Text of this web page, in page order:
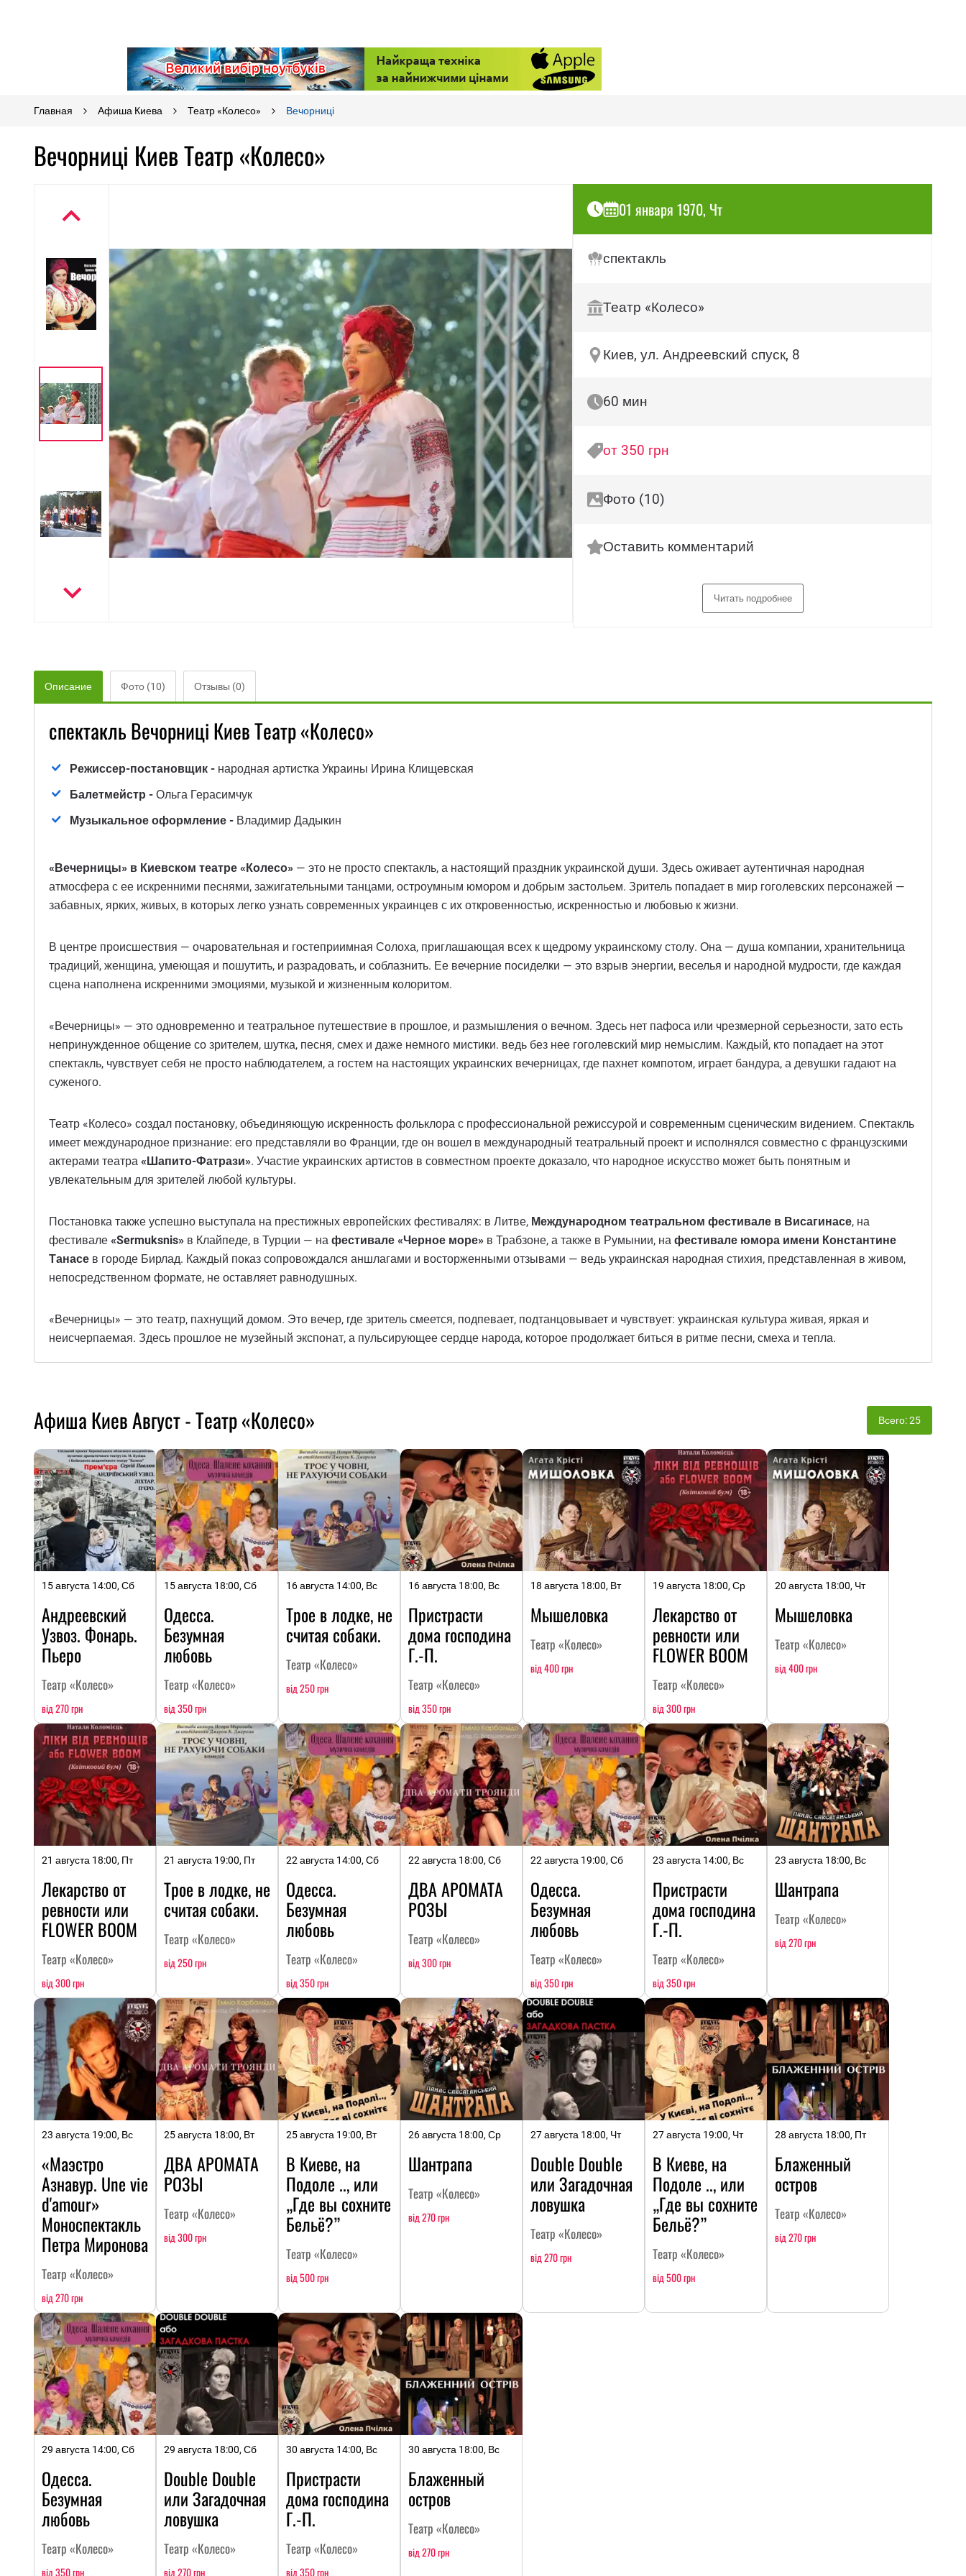
Главная Афиша Киева Театр «Колесо» Вечорниці
Вечорниці Киев Театр «Колесо»
01 января 1970, Чт
спектакль
Театр «Колесо»
Киев, ул. Андреевский спуск, 8
60 мин
от 350 грн
Фото (10)
Оставить комментарий
Читать подробнее
Описание Фото (10) Отзывы (0)
спектакль Вечорниці Киев Театр «Колесо»
Режиссер-постановщик - народная артистка Украины Ирина Клищевская
Балетмейстр - Ольга Герасимчук
Музыкальное оформление - Владимир Дадыкин
«Вечерницы» в Киевском театре «Колесо» — это не просто спектакль, а настоящий праздник украинской души. Здесь оживает аутентичная народная
атмосфера с ее искренними песнями, зажигательными танцами, остроумным юмором и добрым застольем. Зритель попадает в мир гоголевских персонажей —
забавных, ярких, живых, в которых легко узнать современных украинцев с их откровенностью, искренностью и любовью к жизни.
В центре происшествия — очаровательная и гостеприимная Солоха, приглашающая всех к щедрому украинскому столу. Она — душа компании, хранительница
традиций, женщина, умеющая и пошутить, и разрадовать, и соблазнить. Ее вечерние посиделки — это взрыв энергии, веселья и народной мудрости, где каждая
сцена наполнена искренними эмоциями, музыкой и жизненным колоритом.
«Вечерницы» — это одновременно и театральное путешествие в прошлое, и размышления о вечном. Здесь нет пафоса или чрезмерной серьезности, зато есть
непринужденное общение со зрителем, шутка, песня, смех и даже немного мистики. ведь без нее гоголевский мир немыслим. Каждый, кто попадает на этот
спектакль, чувствует себя не просто наблюдателем, а гостем на настоящих украинских вечерницах, где пахнет компотом, играет бандура, а девушки гадают на
суженого.
Театр «Колесо» создал постановку, объединяющую искренность фольклора с профессиональной режиссурой и современным сценическим видением. Спектакль
имеет международное признание: его представляли во Франции, где он вошел в международный театральный проект и исполнялся совместно с французскими
актерами театра «Шапито-Фатрази». Участие украинских артистов в совместном проекте доказало, что народное искусство может быть понятным и
увлекательным для зрителей любой культуры.
Постановка также успешно выступала на престижных европейских фестивалях: в Литве, Международном театральном фестивале в Висагинасе, на
фестивале «Sermuksnis» в Клайпеде, в Турции — на фестивале «Черное море» в Трабзоне, а также в Румынии, на фестивале юмора имени Константине
Танасе в городе Бирлад. Каждый показ сопровождался аншлагами и восторженными отзывами — ведь украинская народная стихия, представленная в живом,
непосредственном формате, не оставляет равнодушных.
«Вечерницы» — это театр, пахнущий домом. Это вечер, где зритель смеется, подпевает, подтанцовывает и чувствует: украинская культура живая, яркая и
неисчерпаемая. Здесь прошлое не музейный экспонат, а пульсирующее сердце народа, которое продолжает биться в ритме песни, смеха и тепла.
Афиша Киев Август - Театр «Колесо» Всего: 25
15 августа 14:00, Сб
Андреевский
Узвоз. Фонарь.
Пьеро
Театр «Колесо»
від 270 грн
15 августа 18:00, Сб
Одесса.
Безумная
любовь
Театр «Колесо»
від 350 грн
16 августа 14:00, Вс
Трое в лодке, не
считая собаки.
Театр «Колесо»
від 250 грн
16 августа 18:00, Вс
Пристрасти
дома господина
Г.-П.
Театр «Колесо»
від 350 грн
18 августа 18:00, Вт
Мышеловка
Театр «Колесо»
від 400 грн
19 августа 18:00, Ср
Лекарство от
ревности или
FLOWER BOOM
Театр «Колесо»
від 300 грн
20 августа 18:00, Чт
Мышеловка
Театр «Колесо»
від 400 грн
21 августа 18:00, Пт
Лекарство от
ревности или
FLOWER BOOM
Театр «Колесо»
від 300 грн
21 августа 19:00, Пт
Трое в лодке, не
считая собаки.
Театр «Колесо»
від 250 грн
22 августа 14:00, Сб
Одесса.
Безумная
любовь
Театр «Колесо»
від 350 грн
22 августа 18:00, Сб
ДВА АРОМАТА
РОЗЫ
Театр «Колесо»
від 300 грн
22 августа 19:00, Сб
Одесса.
Безумная
любовь
Театр «Колесо»
від 350 грн
23 августа 14:00, Вс
Пристрасти
дома господина
Г.-П.
Театр «Колесо»
від 350 грн
23 августа 18:00, Вс
Шантрапа
Театр «Колесо»
від 270 грн
23 августа 19:00, Вс
«Маэстро
Азнавур. Une vie
d'amour»
Моноспектакль
Петра Миронова
Театр «Колесо»
від 270 грн
25 августа 18:00, Вт
ДВА АРОМАТА
РОЗЫ
Театр «Колесо»
від 300 грн
25 августа 19:00, Вт
В Киеве, на
Подоле .., или
„Где вы сохните
Бельё?”
Театр «Колесо»
від 500 грн
26 августа 18:00, Ср
Шантрапа
Театр «Колесо»
від 270 грн
27 августа 18:00, Чт
Double Double
или Загадочная
ловушка
Театр «Колесо»
від 270 грн
27 августа 19:00, Чт
В Киеве, на
Подоле .., или
„Где вы сохните
Бельё?”
Театр «Колесо»
від 500 грн
28 августа 18:00, Пт
Блаженный
остров
Театр «Колесо»
від 270 грн
29 августа 14:00, Сб
Одесса.
Безумная
любовь
Театр «Колесо»
від 350 грн
29 августа 18:00, Сб
Double Double
или Загадочная
ловушка
Театр «Колесо»
від 270 грн
30 августа 14:00, Вс
Пристрасти
дома господина
Г.-П.
Театр «Колесо»
від 350 грн
30 августа 18:00, Вс
Блаженный
остров
Театр «Колесо»
від 270 грн